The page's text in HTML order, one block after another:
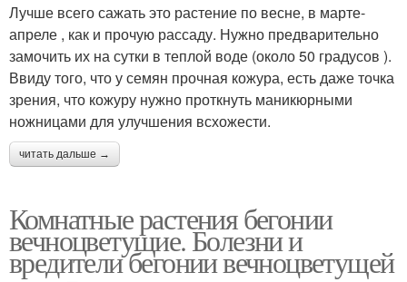
Лучше всего сажать это растение по весне, в марте-
апреле , как и прочую рассаду. Нужно предварительно
замочить их на сутки в теплой воде (около 50 градусов ).
Ввиду того, что у семян прочная кожура, есть даже точка
зрения, что кожуру нужно проткнуть маникюрными
ножницами для улучшения всхожести.
читать дальше →
Комнатные растения бегонии
вечноцветущие. Болезни и
вредители бегонии вечноцветущей